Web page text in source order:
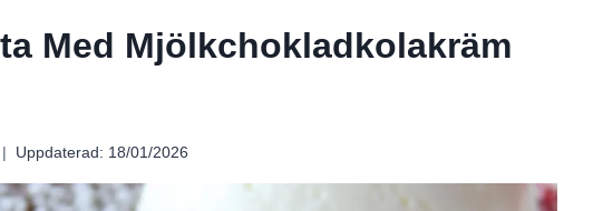
Med Mjölkchokladkolakräm
Uppdaterad: 18/01/2026